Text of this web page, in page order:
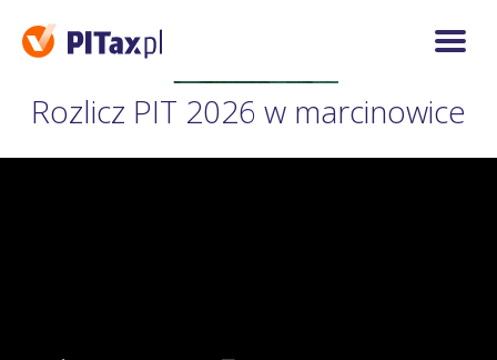
Rozlicz PIT 2026 w marcinowice